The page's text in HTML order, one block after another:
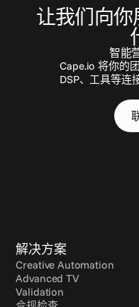
让我们向你
智能
Cape.io 将你的
DSP、工具等连
解决方案
Creative Automation
Advanced TV
Validation